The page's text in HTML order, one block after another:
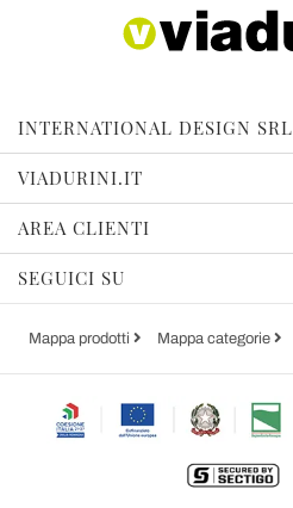
INTERNATIONAL DESIGN SRL
VIADURINI.IT
AREA CLIENTI
SEGUICI SU
Mappa prodotti Mappa categorie